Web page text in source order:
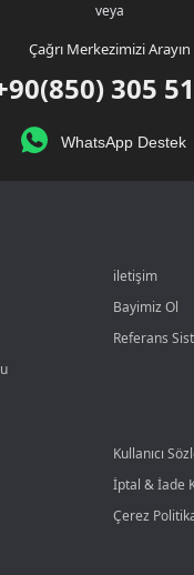
veya
Çağrı Merkezimizi Arayın
305
WhatsApp Destek
iletişim
Bayimiz Ol
Referans
Kullanıcı
İptal & İade
Çerez